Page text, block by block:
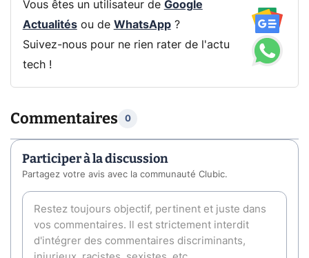
Vous êtes un utilisateur de Google
Actualitésou de WhatsApp?
Suivez-nous pour ne rien rater de l'actu
tech !
Commentaires 0
Participer à la discussion
Partagez votre avis avec la communauté Clubic.